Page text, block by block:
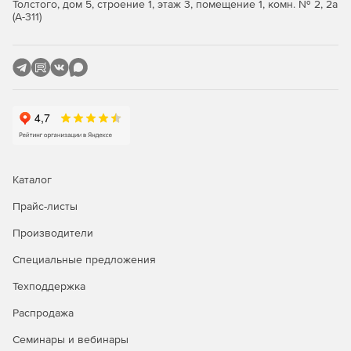
Поддержка всех основных реляционных баз данных
Утилита FlexText для синтаксического анализа
плоских файлов.
IDoc и IATA PADIS EDI (зависит от редакции).
Генерация кода XSLT 1.0/2.0 и XQuery (Professional и
промежуточные переменные.
Мощные функции сортировки ввода баз данных и
других структурированных данных.
Визуальное построение функций.
Толстого, дом 5, строение 1, этаж 3, помещение 1, комн. № 2, 2а
(А-311)
Каталог
Прайс-листы
Производители
Специальные предложения
Техподдержка
Распродажа
Семинары и вебинары